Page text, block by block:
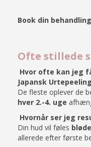
Book din
Ofte stillede
Hvor ofte kan jeg
Japansk
De fleste oplever de
hver 2.-4. uge
Hvornår ser jeg
Din hud vil føles
allerede efter første